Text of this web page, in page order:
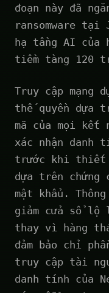
đoạn này đã
ransomware tại
hạ tầng AI của
tiềm tàng 120
Truy cập mạng
thế quyền dựa
mã của mọi kết
xác nhận
trước khi thiết
dựa trên
mật khẩu.
giảm cửa sổ lộ
thay vì hàng
đảm bảo chỉ
truy cập tài
danh tính của